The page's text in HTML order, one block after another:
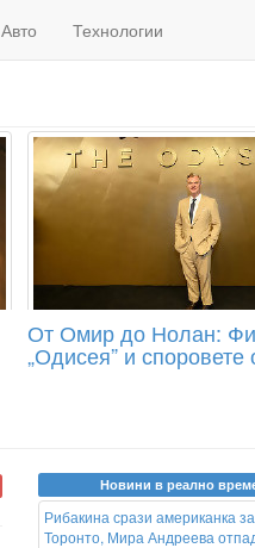
Авто Технологии
От Омир до Нолан:
„Одисея” и споровете
Новини в реално
Рибакина срази американка
Торонто, Мира Андреева